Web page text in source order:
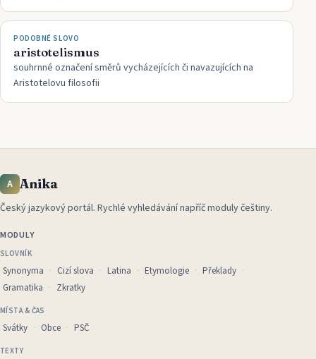
PODOBNÉ SLOVO
aristotelismus
souhrnné označení směrů vycházejících či navazujících na
Aristotelovu filosofii
A Anika
Český jazykový portál. Rychlé vyhledávání napříč moduly češtiny.
MODULY
SLOVNÍK
Synonyma Cizí slova Latina Etymologie
Překlady
Gramatika
Zkratky
MÍSTA & ČAS
Svátky Obce PSČ
TEXTY